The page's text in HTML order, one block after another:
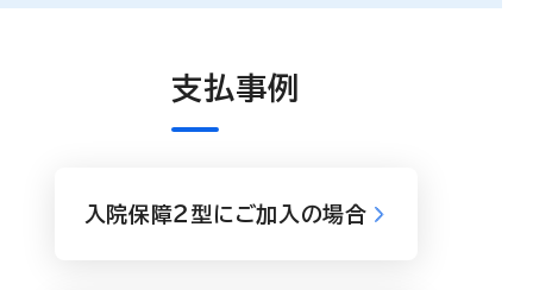
支払事例
入院保障２型にご加入の場合